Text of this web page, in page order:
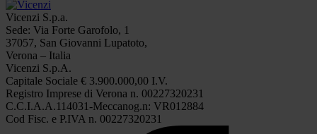
Vicenzi S.p.a.
Sede: Via Forte Garofolo, 1
37057, San Giovanni Lupatoto,
Verona – Italia
Vicenzi S.p.A.
Capitale Sociale € 3.900.000,00 I.V.
Registro Imprese di Verona n. 00227320231
C.C.I.A.A.114031-Meccanog.n: VR012884
Cod Fisc. e P.IVA n. 00227320231